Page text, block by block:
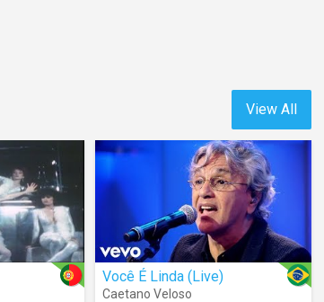
View All
Você É Linda (Live)
Caetano Veloso